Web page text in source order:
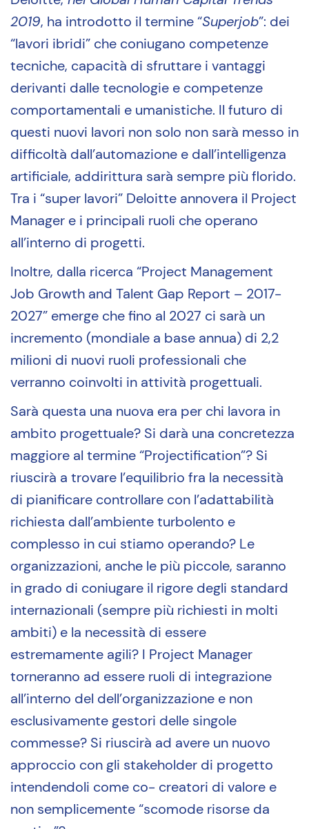
2019, ha introdotto il termine “Superjob”: dei
“lavori ibridi” che coniugano competenze
tecniche, capacità di sfruttare i vantaggi
derivanti dalle tecnologie e competenze
comportamentali e umanistiche. Il futuro di
questi nuovi lavori non solo non sarà messo in
difficoltà dall’automazione e dall’intelligenza
artificiale, addirittura sarà sempre più florido.
Tra i “super lavori” Deloitte annovera il Project
Manager e i principali ruoli che operano
all’interno di progetti.
Inoltre, dalla ricerca “Project Management
Job Growth and Talent Gap Report – 2017-
2027” emerge che fino al 2027 ci sarà un
incremento (mondiale a base annua) di 2,2
milioni di nuovi ruoli professionali che
verranno coinvolti in attività progettuali.
Sarà questa una nuova era per chi lavora in
ambito progettuale? Si darà una concretezza
maggiore al termine “Projectification”? Si
riuscirà a trovare l’equilibrio fra la necessità
di pianificare controllare con l’adattabilità
richiesta dall’ambiente turbolento e
complesso in cui stiamo operando? Le
organizzazioni, anche le più piccole, saranno
in grado di coniugare il rigore degli standard
internazionali (sempre più richiesti in molti
ambiti) e la necessità di essere
estremamente agili? I Project Manager
torneranno ad essere ruoli di integrazione
all’interno del dell’organizzazione e non
esclusivamente gestori delle singole
commesse? Si riuscirà ad avere un nuovo
approccio con gli stakeholder di progetto
intendendoli come co- creatori di valore e
non semplicemente “scomode risorse da